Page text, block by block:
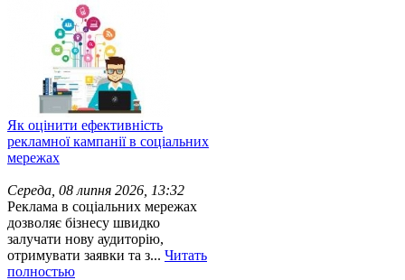
Як оцінити ефективність
рекламної кампанії в соціальних
мережах
Середа, 08 липня 2026, 13:32
Реклама в соціальних мережах
дозволяє бізнесу швидко
залучати нову аудиторію,
отримувати заявки та з... Читать
полностью